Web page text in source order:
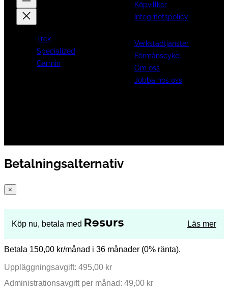
Trek
Specialized
Garmin
Köpvillkor
Integritetspolicy
Verkstadtjänster
Förmånscykel
Om oss
Jobba hos oss
Betalningsalternativ
×
Köp nu, betala med Läs mer
Betala 150,00 kr/månad i 36 månader (0% ränta).
Uppläggningsavgift: 495,00 kr
Administrationsavgift per månad: 49,00 kr